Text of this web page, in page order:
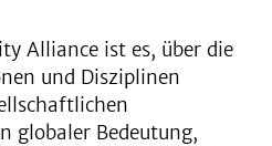
Alliance ist es, über die
und Disziplinen
globaler Bedeutung,